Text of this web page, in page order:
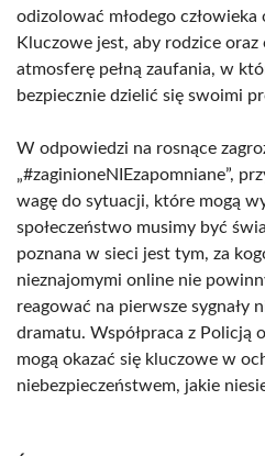
odizolować młodego
Kluczowe jest, aby rodzice
atmosferę pełną zaufania, w
bezpiecznie dzielić się swoimi
W odpowiedzi na rosnące
„#zaginioneNIEzapomniane”,
wagę do sytuacji, które mogą
społeczeństwo musimy być
poznana w sieci jest tym, za
nieznajomymi online nie
reagować na pierwsze sygnały
dramatu. Współpraca z Policją
mogą okazać się kluczowe w
niebezpieczeństwem, jakie